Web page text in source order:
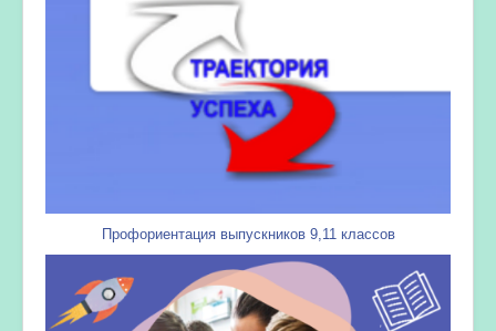
Профориентация выпускников 9,11 классов